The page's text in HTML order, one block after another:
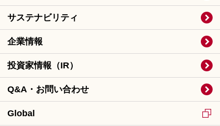
サステナビリティ
企業情報
投資家情報（IR）
Q&A・お問い合わせ
Global